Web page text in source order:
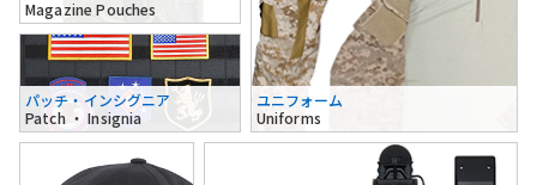
Magazine Pouches
パッチ・インシグニア
Patch ・ Insignia
ユニフォーム
Uniforms